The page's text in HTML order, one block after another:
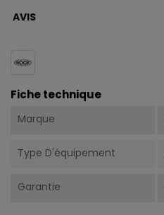
AVIS
Fiche technique
Marque
Type D'équipement
Garantie